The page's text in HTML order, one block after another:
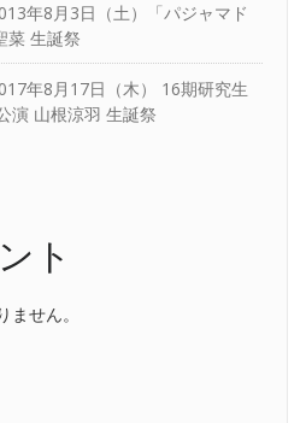
年8月3日（土）「パジャマド
菜 生誕祭
年8月17日（木） 16期研究生
演 山根涼羽 生誕祭
ト
せん。